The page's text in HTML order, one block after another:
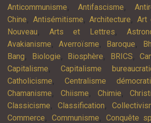
Anticommunisme, Antifascisme,
Chine, Antisémitisme,Architecture, Art
Nouveau,Arts et Lettres,
Avakianisme,Averroïsme, Baroque,
Bang, Biologie, Biosphère, BRICS,
Capitalisme,Capitalisme
Catholicisme,Centralisme
Chamanisme, Chiisme, Chimie,
Classicisme, Classification,
Commerce, Communisme, Conquête